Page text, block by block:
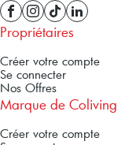
Propriétaires
Créer votre compte
Se connecter
Nos Offres
Marque de Coliving
Créer votre compte